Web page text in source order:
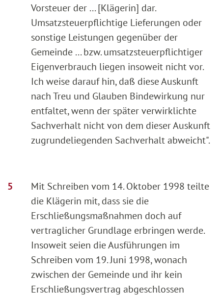
Vorsteuer der ... [Klägerin] dar.
Umsatzsteuerpflichtige Lieferungen oder
sonstige Leistungen gegenüber der
Gemeinde ... bzw. umsatzsteuerpflichtiger
Eigenverbrauch liegen insoweit nicht vor.
Ich weise darauf hin, daß diese Auskunft
nach Treu und Glauben Bindewirkung nur
entfaltet, wenn der später verwirklichte
Sachverhalt nicht von dem dieser Auskunft
zugrundeliegenden Sachverhalt abweicht".
Mit Schreiben vom 14. Oktober 1998 teilte
die Klägerin mit, dass sie die
Erschließungsmaßnahmen doch auf
vertraglicher Grundlage erbringen werde.
Insoweit seien die Ausführungen im
Schreiben vom 19. Juni 1998, wonach
zwischen der Gemeinde und ihr kein
Erschließungsvertrag abgeschlossen